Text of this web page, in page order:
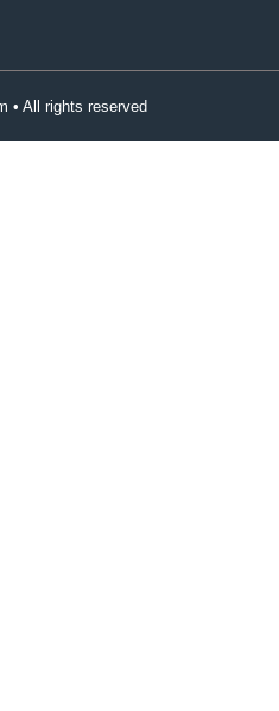
• All rights reserved